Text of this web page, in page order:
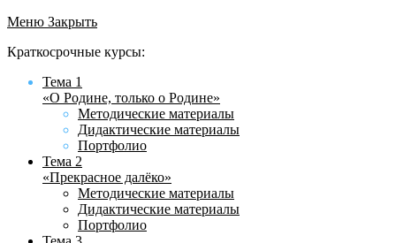
Меню Закрыть
Краткосрочные курсы:
Тема 1
«О Родине, только о Родине»
Методические материалы
Дидактические материалы
Портфолио
Тема 2
«Прекрасное далёко»
Методические материалы
Дидактические материалы
Портфолио